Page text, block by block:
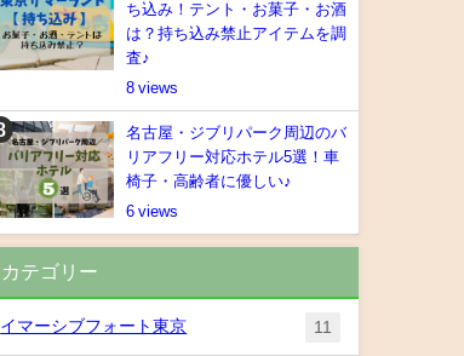
ち込み！テント・お菓子・お酒
は？持ち込み禁止アイテムを調
査♪
8
名古屋・ジブリパーク周辺のバ
リアフリー対応ホテル5選！車
椅子・高齢者に優しい♪
6
カテゴリー
イマーシブフォート東京 11